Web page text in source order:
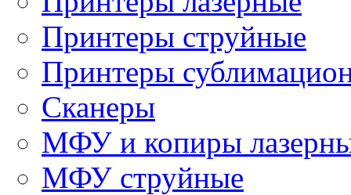
Принтеры струйные
Принтеры
Сканеры
МФУ и копиры
МФУ струйные